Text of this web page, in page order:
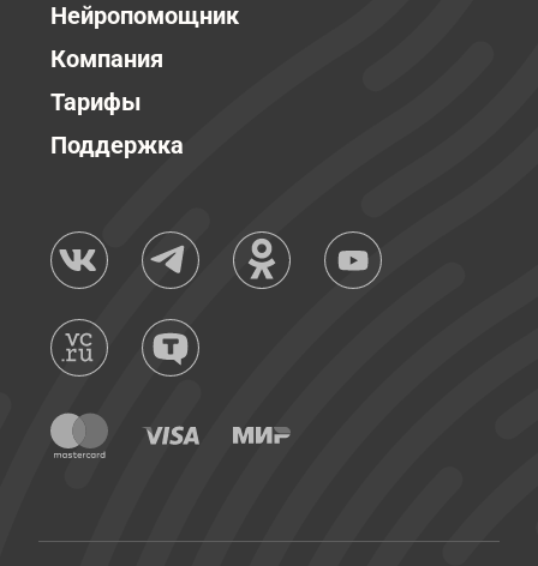
Нейропомощник
Компания
Тарифы
Поддержка